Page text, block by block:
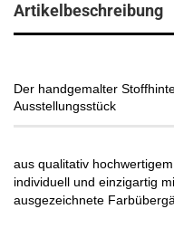
Artikelbeschreibung
Der handgemalter
Ausstellungsstück
aus qualitativ
individuell und einzigartig
ausgezeichnete